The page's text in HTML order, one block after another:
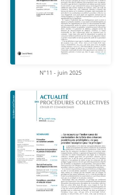
N°11 - juin 2025